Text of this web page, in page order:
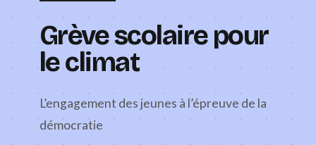
Grève scolaire pour
le climat
L’engagement des jeunes à l’épreuve de la
démocratie